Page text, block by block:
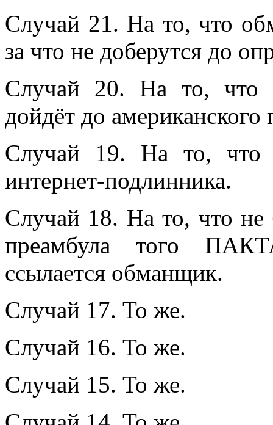
Случай 21. На то, что
за что не доберутся до
Случай 20. На то, что
дойдёт до американского
Случай 19. На то, что
интернет-подлинника.
Случай 18. На то, что не
преамбула того
ссылается обманщик.
Случай 17. То же.
Случай 16. То же.
Случай 15. То же.